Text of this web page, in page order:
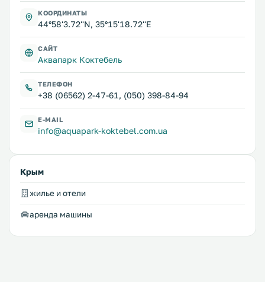
КООРДИНАТЫ
44°58'3.72''N, 35°15'18.72''E
САЙТ
Аквапарк Коктебель
ТЕЛЕФОН
+38 (06562) 2-47-61, (050) 398-84-94
E-MAIL
info@aquapark-koktebel.com.ua
Крым
жилье и отели
аренда машины